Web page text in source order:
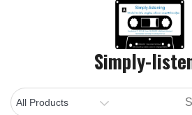
Simply-